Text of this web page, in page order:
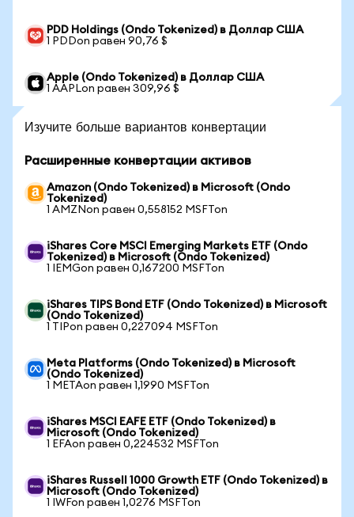
PDD Holdings (Ondo Tokenized) в Доллар США
1 PDDon равен 90,76 $
Apple (Ondo Tokenized) в Доллар США
1 AAPLon равен 309,96 $
Изучите больше вариантов конвертации
Расширенные конвертации активов
Amazon (Ondo Tokenized) в Microsoft (Ondo
Tokenized)
1 AMZNon равен 0,558152 MSFTon
iShares Core MSCI Emerging Markets ETF (Ondo
Tokenized) в Microsoft (Ondo Tokenized)
1 IEMGon равен 0,167200 MSFTon
iShares TIPS Bond ETF (Ondo Tokenized) в Microsoft
(Ondo Tokenized)
1 TIPon равен 0,227094 MSFTon
Meta Platforms (Ondo Tokenized) в Microsoft
(Ondo Tokenized)
1 METAon равен 1,1990 MSFTon
iShares MSCI EAFE ETF (Ondo Tokenized) в
Microsoft (Ondo Tokenized)
1 EFAon равен 0,224532 MSFTon
iShares Russell 1000 Growth ETF (Ondo Tokenized) в
Microsoft (Ondo Tokenized)
1 IWFon равен 1,0276 MSFTon